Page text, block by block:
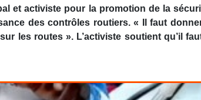
et activiste pour la promotion de la
des contrôles routiers. « Il faut
les routes ». L’activiste soutient qu’il